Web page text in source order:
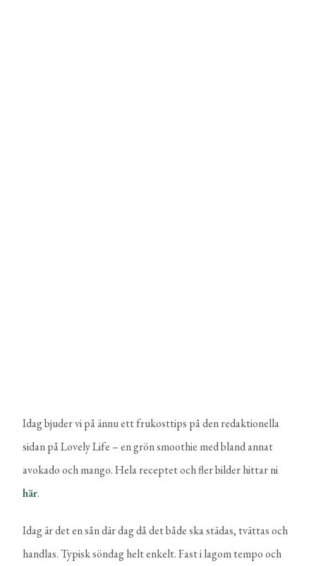
Idag bjuder vi på ännu ett frukosttips på den redaktionella
sidan på Lovely Life – en grön smoothie med bland annat
avokado och mango. Hela receptet och fler bilder hittar ni
här.
Idag är det en sån där dag då det både ska städas, tvättas och
handlas. Typisk söndag helt enkelt. Fast i lagom tempo och